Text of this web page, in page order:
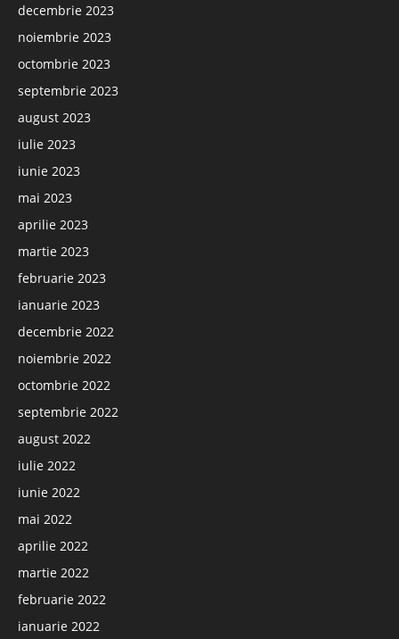
decembrie 2023
noiembrie 2023
octombrie 2023
septembrie 2023
august 2023
iulie 2023
iunie 2023
mai 2023
aprilie 2023
martie 2023
februarie 2023
ianuarie 2023
decembrie 2022
noiembrie 2022
octombrie 2022
septembrie 2022
august 2022
iulie 2022
iunie 2022
mai 2022
aprilie 2022
martie 2022
februarie 2022
ianuarie 2022